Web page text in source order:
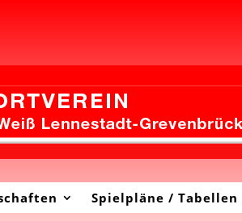
Spielpläne / Tabellen